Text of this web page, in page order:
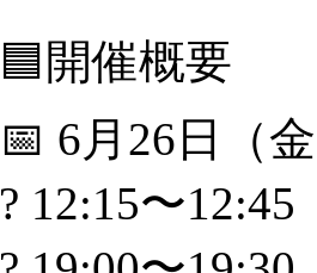
🟦開催概要
📅 6月26日（
? 12:15〜12:45